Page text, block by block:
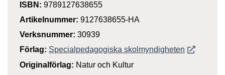
ISBN: 9789127638655
Artikelnummer: 9127638655-HA
Verksnummer: 30939
Förlag: Specialpedagogiska skolmyndigheten Öppnas i
Originalförlag: Natur och Kultur